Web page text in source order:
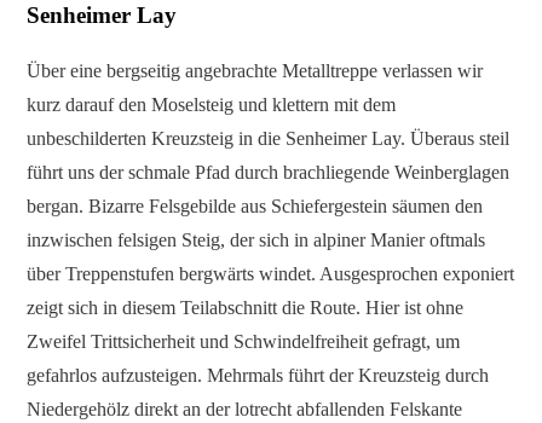
Senheimer Lay
Über eine bergseitig angebrachte Metalltreppe verlassen wir
kurz darauf den Moselsteig und klettern mit dem
unbeschilderten Kreuzsteig in die Senheimer Lay. Überaus steil
führt uns der schmale Pfad durch brachliegende Weinberglagen
bergan. Bizarre Felsgebilde aus Schiefergestein säumen den
inzwischen felsigen Steig, der sich in alpiner Manier oftmals
über Treppenstufen bergwärts windet. Ausgesprochen exponiert
zeigt sich in diesem Teilabschnitt die Route. Hier ist ohne
Zweifel Trittsicherheit und Schwindelfreiheit gefragt, um
gefahrlos aufzusteigen. Mehrmals führt der Kreuzsteig durch
Niedergehölz direkt an der lotrecht abfallenden Felskante